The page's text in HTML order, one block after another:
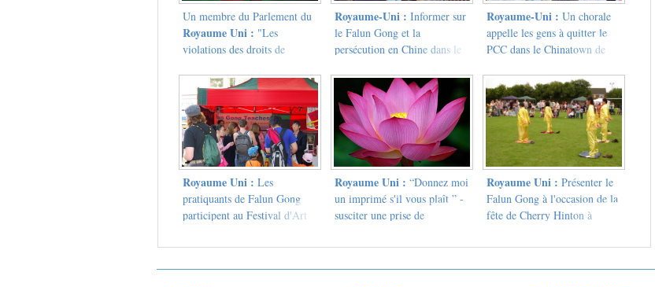
Un membre du Parlement du
Royaume Uni : "Les
violations des droits de
République populaire de
Chine."
Royaume-Uni : Informer sur
le Falun Gong et la
persécution en Chine dans le
Royaume-Uni : Un chorale
appelle les gens à quitter le
PCC dans le Chinatown de
Royaume Uni : Les
pratiquants de Falun Gong
participent au Festival d'Art
Royaume Uni : “Donnez moi
un imprimé s'il vous plaît ” -
susciter une prise de
Gong en plein centre de
Royaume Uni : Présenter le
Falun Gong à l'occasion de la
fête de Cherry Hinton à